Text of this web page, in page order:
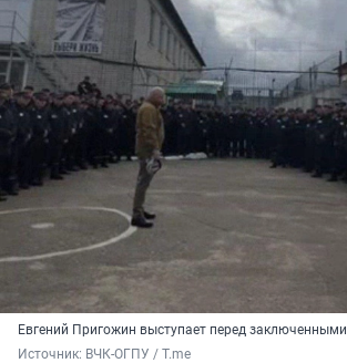
Евгений Пригожин выступает перед заключенными
Источник: ВЧК-ОГПУ / T.me